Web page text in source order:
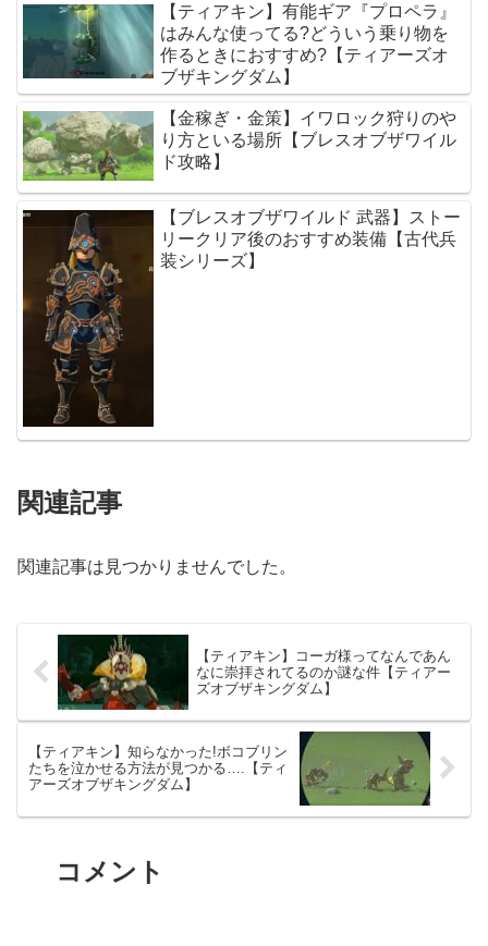
【ティアキン】有能ギア『プロペラ』
はみんな使ってる?どういう乗り物を
作るときにおすすめ?【ティアーズオ
ブザキングダム】
【金稼ぎ・金策】イワロック狩りのや
り方といる場所【ブレスオブザワイル
ド攻略】
【ブレスオブザワイルド 武器】ストー
リークリア後のおすすめ装備【古代兵
装シリーズ】
関連記事
関連記事は見つかりませんでした。
【ティアキン】コーガ様ってなんであん
なに崇拝されてるのか謎な件【ティアー
ズオブザキングダム】
【ティアキン】知らなかった!ボコブリン
たちを泣かせる方法が見つかる….【ティ
アーズオブザキングダム】
コメント